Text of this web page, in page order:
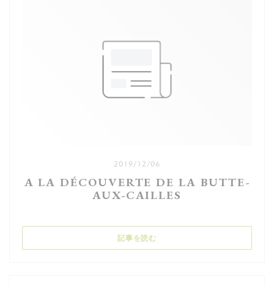
2019/12/06
A LA DÉCOUVERTE DE LA BUTTE-
AUX-CAILLES
記事を読む((新しいウィンドウで開きます))